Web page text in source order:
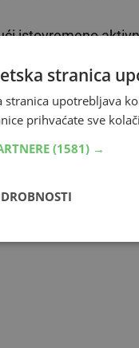
istovremeno
stranica
stranica upotrebljava
prihvaćate sve
(1581) →